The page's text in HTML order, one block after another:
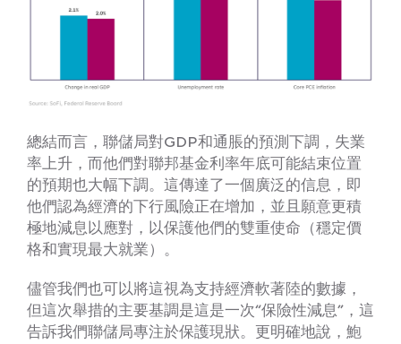
總結而言，聯儲局對GDP和通脹的預測下調，失業
率上升，而他們對聯邦基金利率年底可能結束位置
的預期也大幅下調。這傳達了一個廣泛的信息，即
他們認為經濟的下行風險正在增加，並且願意更積
極地減息以應對，以保護他們的雙重使命（穩定價
格和實現最大就業）。
儘管我們也可以將這視為支持經濟軟著陸的數據，
但這次舉措的主要基調是這是一次“保險性減息”，這
告訴我們聯儲局專注於保護現狀。更明確地說，鮑